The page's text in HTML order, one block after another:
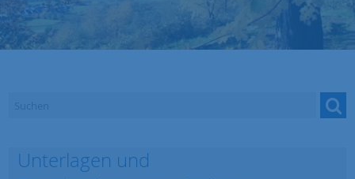
Netzwerkpartner*innen
LEADER
Unterlagen und